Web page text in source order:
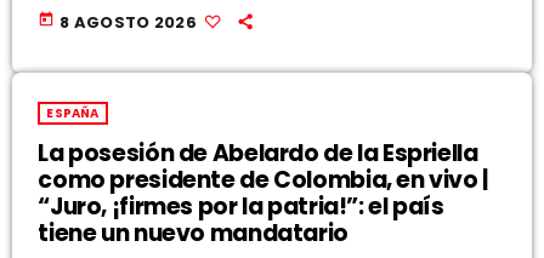
today 8 AGOSTO 2026
ESPAÑA
La posesión de Abelardo de la Espriella
como presidente de Colombia, en vivo |
“Juro, ¡firmes por la patria!”: el país
tiene un nuevo mandatario